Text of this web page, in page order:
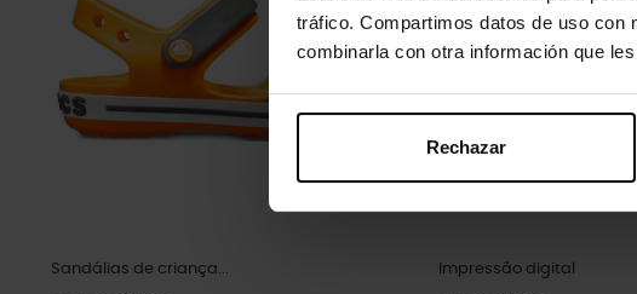
tráfico. Compartimos datos de uso con
combinarla con otra información que
Rechazar
Sandálias de criança... Impressão digital